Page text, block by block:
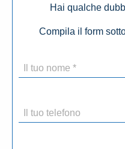
Hai qualche
Compila il form